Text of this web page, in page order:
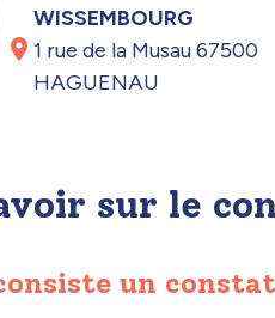
WISSEMBOURG
1 rue de la Musau 67500
HAGUENAU
sur le
un